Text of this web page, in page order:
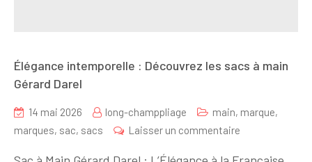
Élégance intemporelle : Découvrez les sacs à main
Gérard Darel
14 mai 2026 long-champpliage main, marque,
marques, sac, sacs Laisser un commentaire